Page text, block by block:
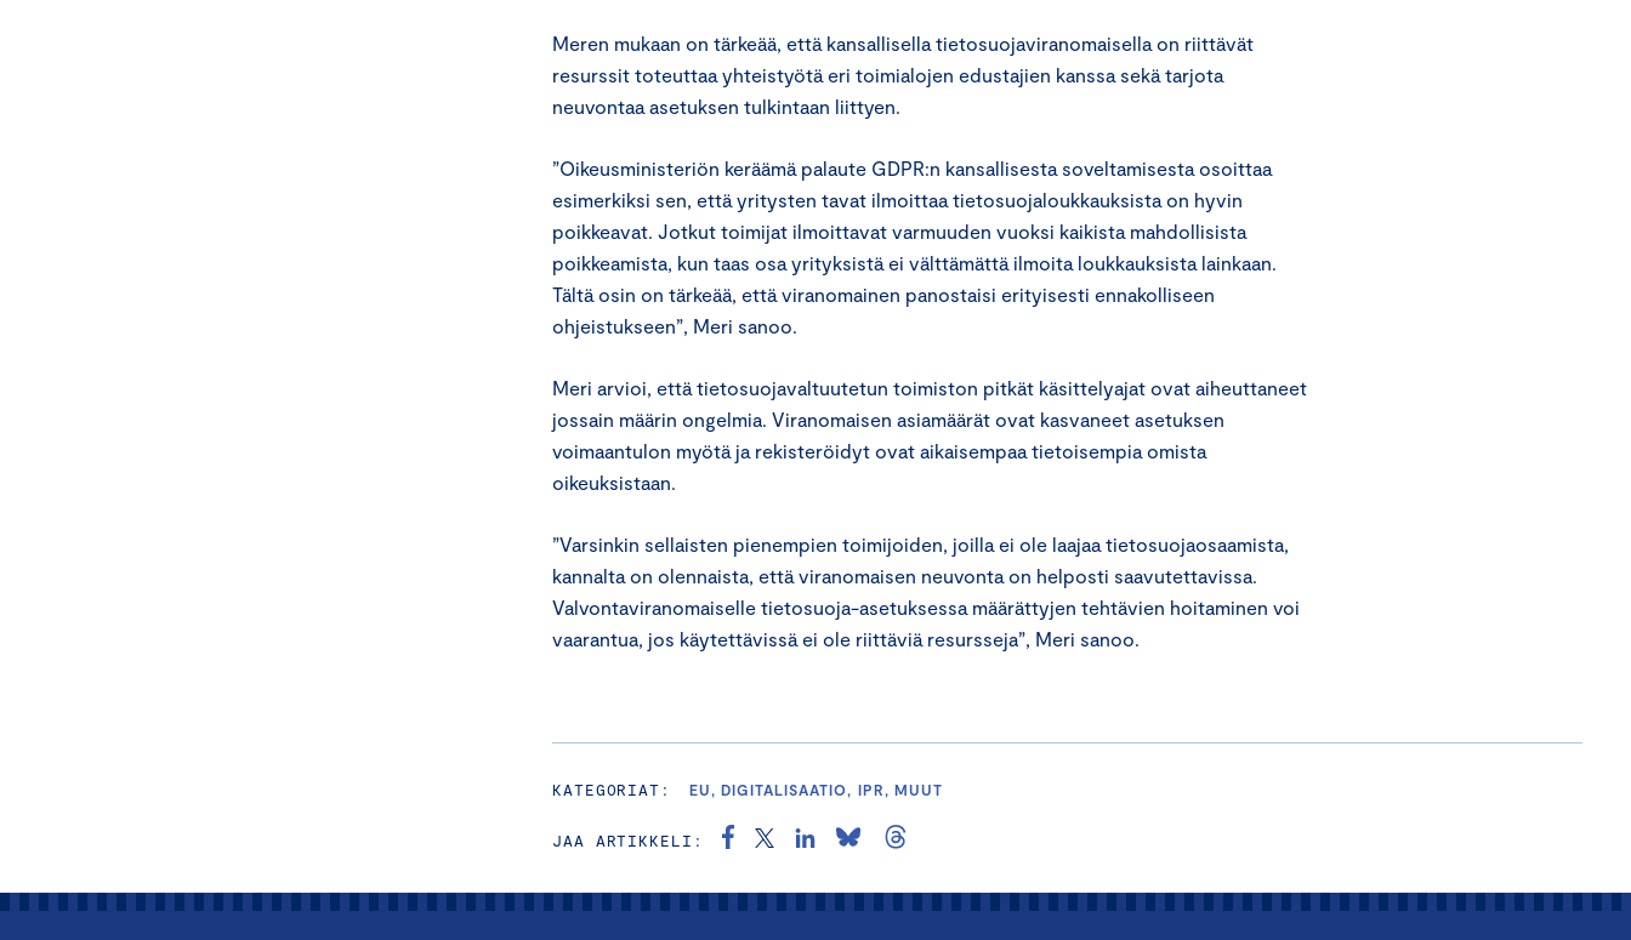
Meren mukaan on tärkeää, että kansallisella tietosuojaviranomaisella on riittävät
resurssit toteuttaa yhteistyötä eri toimialojen edustajien kanssa sekä tarjota
neuvontaa asetuksen tulkintaan liittyen.
”Oikeusministeriön keräämä palaute GDPR:n kansallisesta soveltamisesta osoittaa
esimerkiksi sen, että yritysten tavat ilmoittaa tietosuojaloukkauksista on hyvin
poikkeavat. Jotkut toimijat ilmoittavat varmuuden vuoksi kaikista mahdollisista
poikkeamista, kun taas osa yrityksistä ei välttämättä ilmoita loukkauksista lainkaan.
Tältä osin on tärkeää, että viranomainen panostaisi erityisesti ennakolliseen
ohjeistukseen”, Meri sanoo.
Meri arvioi, että tietosuojavaltuutetun toimiston pitkät käsittelyajat ovat aiheuttaneet
jossain määrin ongelmia. Viranomaisen asiamäärät ovat kasvaneet asetuksen
voimaantulon myötä ja rekisteröidyt ovat aikaisempaa tietoisempia omista
oikeuksistaan.
”Varsinkin sellaisten pienempien toimijoiden, joilla ei ole laajaa tietosuojaosaamista,
kannalta on olennaista, että viranomaisen neuvonta on helposti saavutettavissa.
Valvontaviranomaiselle tietosuoja-asetuksessa määrättyjen tehtävien hoitaminen voi
vaarantua, jos käytettävissä ei ole riittäviä resursseja”, Meri sanoo.
KATEGORIAT: EU, DIGITALISAATIO, IPR, MUUT
JAA ARTIKKELI: